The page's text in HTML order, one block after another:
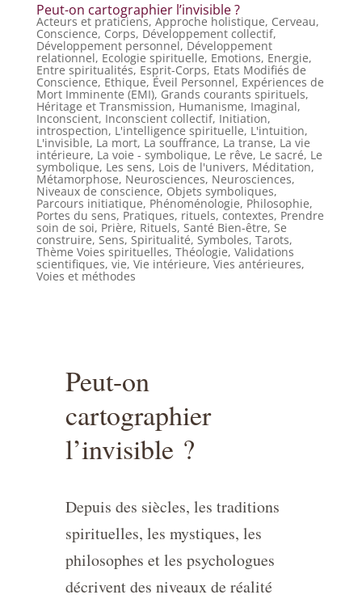
Peut-on cartographier l’invisible ?
Acteurs et praticiens, Approche holistique, Cerveau,
Conscience, Corps, Développement collectif,
Développement personnel, Développement
relationnel, Ecologie spirituelle, Emotions, Energie,
Entre spiritualités, Esprit-Corps, Etats Modifiés de
Conscience, Ethique, Éveil Personnel, Expériences de
Mort Imminente (EMI), Grands courants spirituels,
Héritage et Transmission, Humanisme, Imaginal,
Inconscient, Inconscient collectif, Initiation,
introspection, L'intelligence spirituelle, L'intuition,
L'invisible, La mort, La souffrance, La transe, La vie
intérieure, La voie - symbolique, Le rêve, Le sacré, Le
symbolique, Les sens, Lois de l'univers, Méditation,
Métamorphose, Neurosciences, Neurosciences,
Niveaux de conscience, Objets symboliques,
Parcours initiatique, Phénoménologie, Philosophie,
Portes du sens, Pratiques, rituels, contextes, Prendre
soin de soi, Prière, Rituels, Santé Bien-être, Se
construire, Sens, Spiritualité, Symboles, Tarots,
Thème Voies spirituelles, Théologie, Validations
scientifiques, vie, Vie intérieure,Vies antérieures,
Voies et méthodes
Peut-on
cartographier
l’invisible ?
Depuis des siècles, les traditions
spirituelles, les mystiques, les
philosophes et les psychologues
décrivent des niveaux de réalité